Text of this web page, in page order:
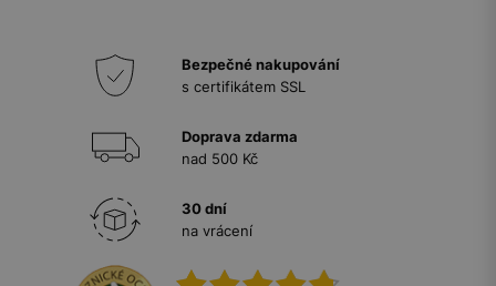
Bezpečné nakupování
s certifikátem SSL
Doprava zdarma
nad 500 Kč
30 dní
na vrácení